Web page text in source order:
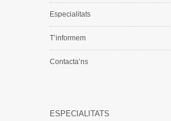
Especialitats
T’informem
Contacta’ns
ESPECIALITATS